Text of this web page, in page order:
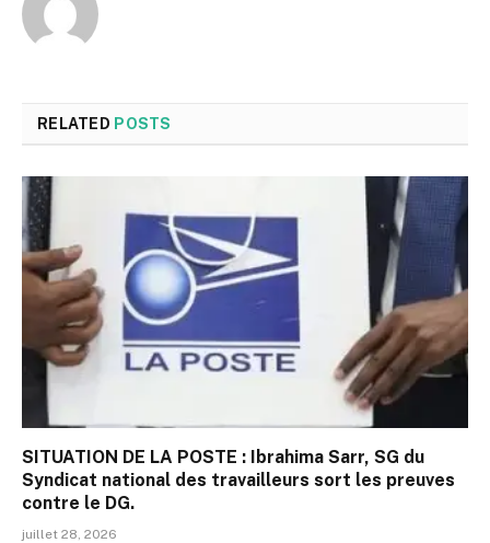
RELATED POSTS
SITUATION DE LA POSTE : Ibrahima Sarr, SG du
Syndicat national des travailleurs sort les preuves
contre le DG.
juillet 28, 2026